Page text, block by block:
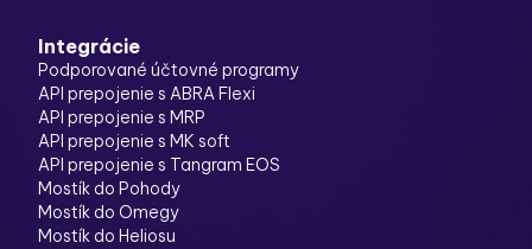
Integrácie
Podporované účtovné programy
API prepojenie s ABRA Flexi
API prepojenie s MRP
API prepojenie s MK soft
API prepojenie s Tangram EOS
Mostík do Pohody
Mostík do Omegy
Mostík do Heliosu